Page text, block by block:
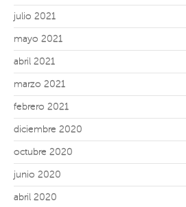
julio 2021
mayo 2021
abril 2021
marzo 2021
febrero 2021
diciembre 2020
octubre 2020
junio 2020
abril 2020